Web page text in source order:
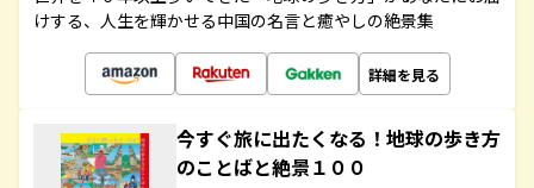
けする、人生を輝かせる中国の名言と癒やしの絶景集
詳細を見る
今すぐ旅に出たくなる！地球の歩き方
のことばと絶景１００